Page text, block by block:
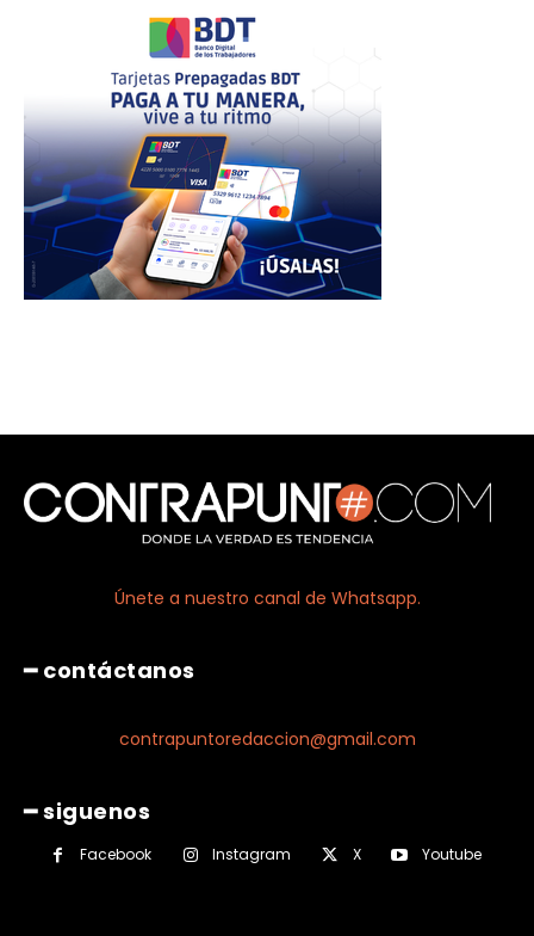
Únete a nuestro canal de Whatsapp.
━ contáctanos
contrapuntoredaccion@gmail.com
━ siguenos
Facebook Instagram X Youtube